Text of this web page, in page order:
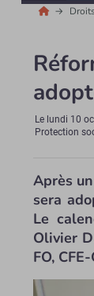
Le lundi 10
Protection
Après
sera
Le
Olivier
FO,